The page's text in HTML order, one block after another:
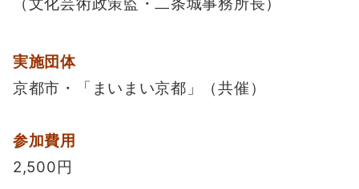
実施団体
京都市・「まいまい京都」（共催）
参加費用
2,500円